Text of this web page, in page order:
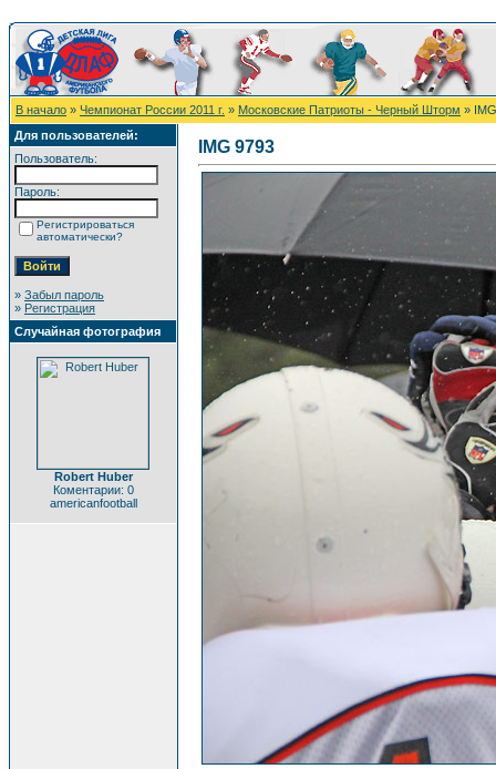
В начало » Чемпионат России 2011 г. » Московские Патриоты - Черный Шторм »
Для пользователей:
Пользователь:
Пароль:
Регистрироваться
автоматически?
» Забыл пароль
» Регистрация
Случайная фотография
Robert Huber
Коментарии: 0
americanfootball
IMG 9793